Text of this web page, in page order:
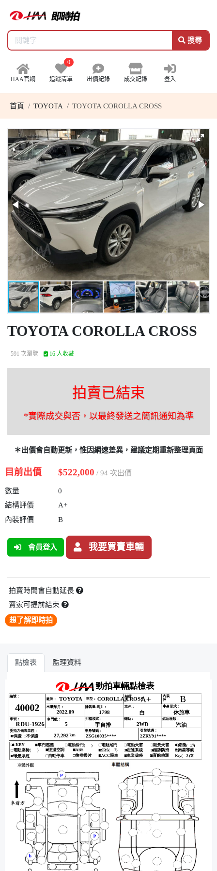
搜尋
HAA官網
0
追蹤清單 出價紀錄 成交紀錄 登入
首頁 TOYOTA TOYOTA COROLLA CROSS
TOYOTA COROLLA CROSS
591 次瀏覽 16 人收藏
拍賣已結束
*實際成交與否，以最終發送之簡訊通知為準
＊出價會自動更新，惟因網速差異，建議定期重新整理頁面
目前出價 $522,000 / 94 次出價
數量
0
結構評價
A+
內裝評價
B
會員登入 我要買賣車輛
拍賣時間會自動延長
賣家可提前結束
想了解即時拍
點檢表 監理資料